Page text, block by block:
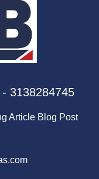
3138284745
Article Blog Post